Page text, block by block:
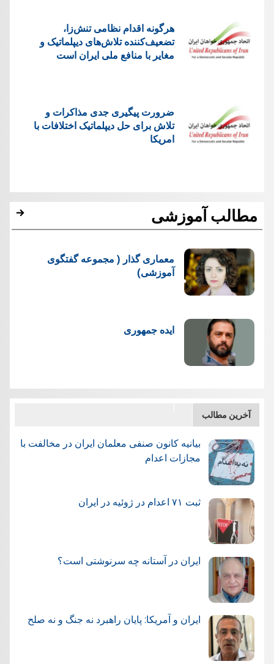
هرگونه اقدام نظامی تنش‌زا،
تضعیف‌کننده تلاش‌های دیپلماتیک و
مغایر با منافع ملی ایران است
ضرورت پیگیری جدی مذاکرات و
تلاش برای حل دیپلماتیک اختلافات با
امریکا
مطالب آموزشی
معماری گذار ( مجموعه گفتگوی
آموزشی)
ایده جمهوری
آخرین مطالب
بیانیه کانون صنفی معلمان ایران در مخالفت با
مجازات اعدام
ثبت ۷۱ اعدام در ژوئيه در ایران
ایران در آستانه چه سرنوشتی است؟
ایران و آمریکا: پایان راهبرد نه جنگ و نه صلح